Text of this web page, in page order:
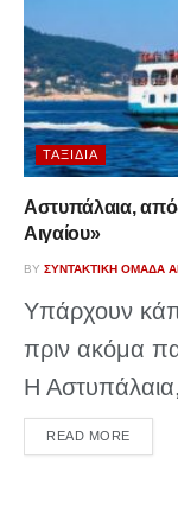
ΤΑΞΊΔΙΑ
Αστυπάλαια,
Αιγαίου»
BY ΣΥΝΤΑΚΤΙΚΉ ΟΜΆΔΑ
Υπάρχουν
πριν ακόμα
Η
READ MOREDETAILS